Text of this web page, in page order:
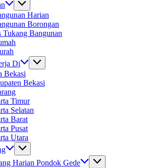
Harian
Borongan
Tukang Bangunan
Di
Bekasi
Bekasi
Timur
Selatan
Barat
Pusat
Utara
Harian Pondok Gede